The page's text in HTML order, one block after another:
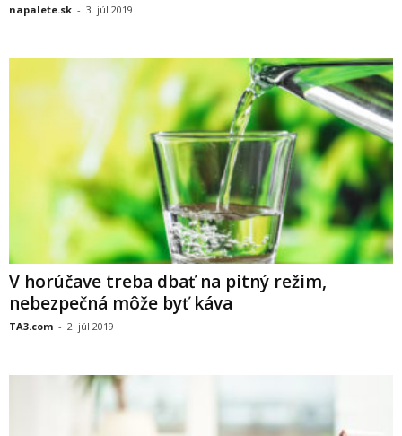
napalete.sk - 3. júl 2019
V horúčave treba dbať na pitný režim,
nebezpečná môže byť káva
TA3.com - 2. júl 2019